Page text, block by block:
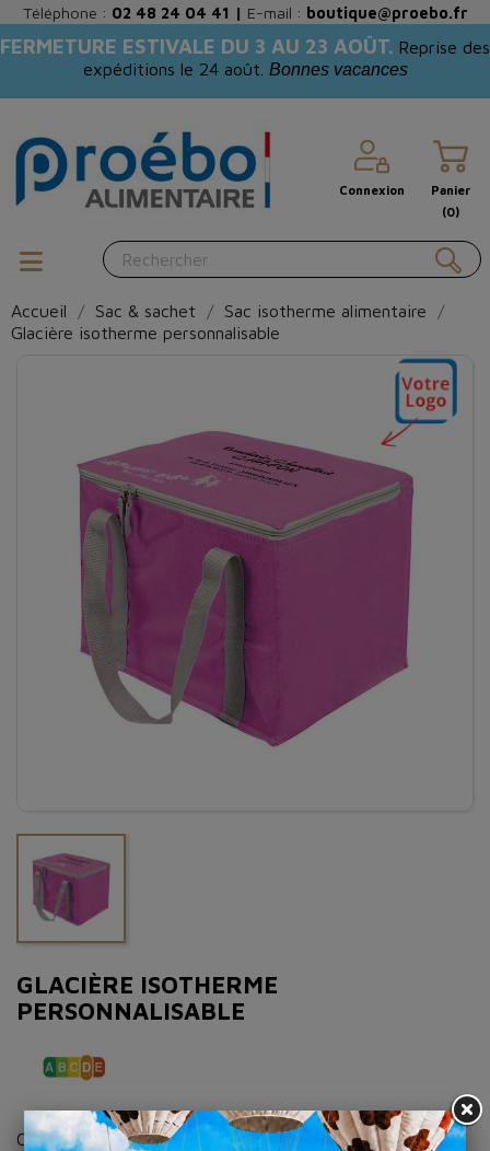
Téléphone : 02 48 24 04 41 | E-mail : boutique@proebo.fr
FERMETURE ESTIVALE DU 3 AU 23 AOÛT. Reprise des
expéditions le 24 août. Bonnes vacances
Connexion
Panier
(0)
Accueil Sac & sachet
Sac isotherme alimentaire
Glacière isotherme personnalisable
GLACIÈRE ISOTHERME
PERSONNALISABLE
Cetteglacière souple isothermeest idéale pour maintenir